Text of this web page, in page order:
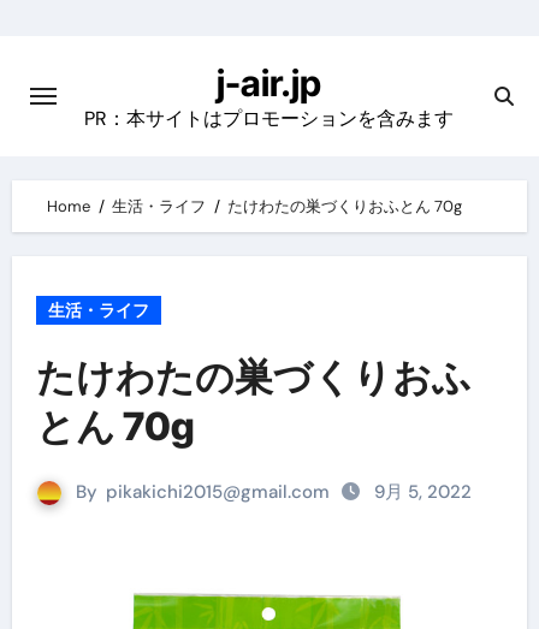
content
j-air.jp
PR：本サイトはプロモーションを含みます
Home 生活・ライフ たけわたの巣づくりおふとん 70g
生活・ライフ
たけわたの巣づくりおふ
とん 70g
By pikakichi2015@gmail.com 9月 5, 2022